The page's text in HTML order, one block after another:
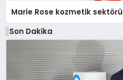
Marie Rose kozmetik
Son Dakika